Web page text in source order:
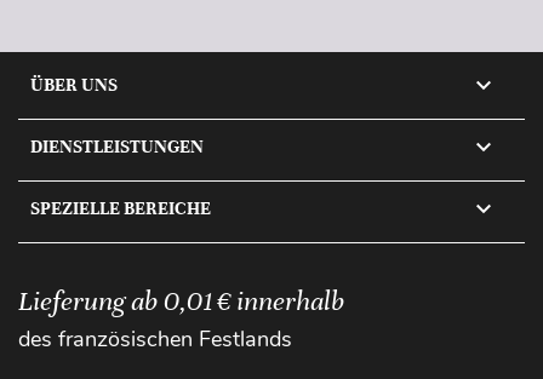
ÜBER UNS 
DIENSTLEISTUNGEN 
SPEZIELLE BEREICHE 
Lieferung ab 0,01 € innerhalb
des französischen Festlands